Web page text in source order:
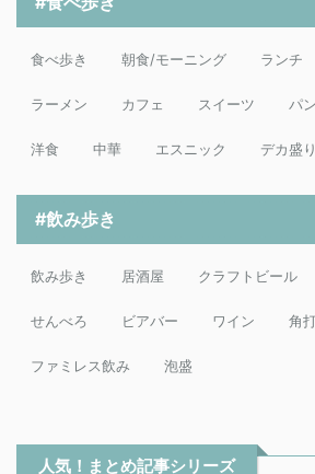
食べ歩き 朝食/モーニング ランチ
ラーメン カフェ スイーツ パ
洋食 中華 エスニック デカ盛り
#飲み歩き
飲み歩き 居酒屋 クラフトビール
せんべろ ビアバー ワイン 角
ファミレス飲み 泡盛
人気！まとめ記事シリーズ